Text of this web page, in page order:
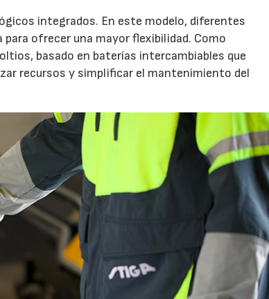
integrados. En este modelo, diferentes
ofrecer una mayor flexibilidad. Como
basado en baterías intercambiables que
recursos y simplificar el mantenimiento del